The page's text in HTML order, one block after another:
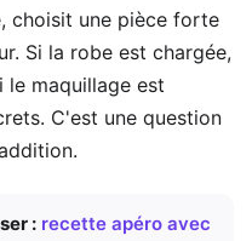
choisit une pièce forte
Si la robe est chargée,
le maquillage est
C'est une question
: recette apéro avec